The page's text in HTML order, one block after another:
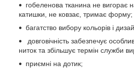
гобеленова тканина не вигорає
катишки, не ковзає, тримає форму;
багатство вибору кольорів і
довговічність забезпечує
ниток та збільшує термін служби
приємні на дотик;